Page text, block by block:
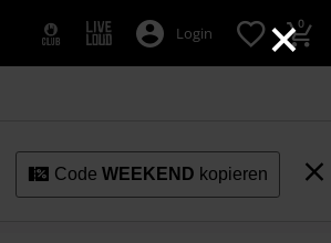
×
Login 0
CodeWEEKEND kopieren